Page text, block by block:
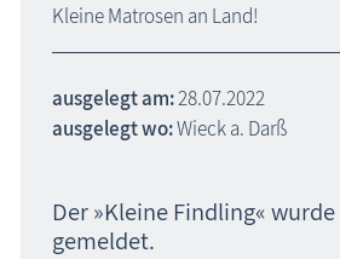
Kleine Matrosen an Land!
ausgelegt am:28.07.2022
ausgelegt wo:Wieck a. Darß
Der »Kleine Findling«
gemeldet.